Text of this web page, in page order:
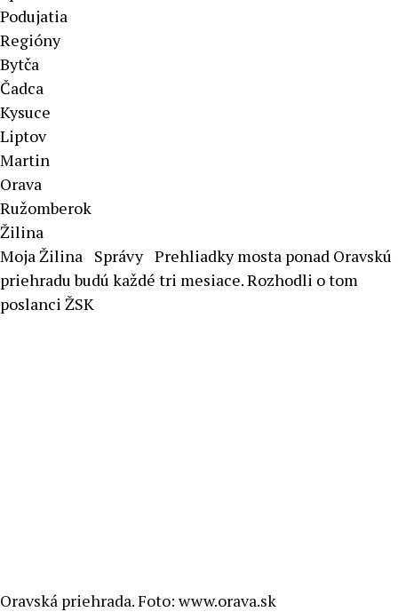
Podujatia
Regióny
Bytča
Čadca
Kysuce
Liptov
Martin
Orava
Ružomberok
Žilina
Moja Žilina Správy Prehliadky mosta ponad Oravskú
priehradu budú každé tri mesiace. Rozhodli o tom
poslanci ŽSK
Oravská priehrada. Foto: www.orava.sk